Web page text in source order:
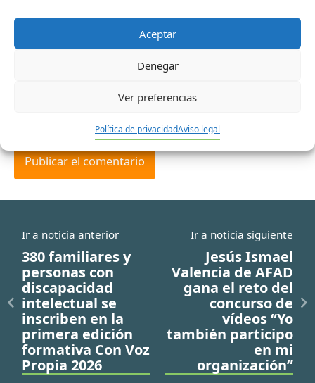
Aceptar
Denegar
Ver preferencias
Política de privacidadAviso legal
Ir a noticia anterior
380 familiares y
personas con
discapacidad
intelectual se
inscriben en la
primera edición
formativa Con Voz
Propia 2026
Ir a noticia siguiente
Jesús Ismael
Valencia de AFAD
gana el reto del
concurso de
vídeos “Yo
también participo
en mi
organización”